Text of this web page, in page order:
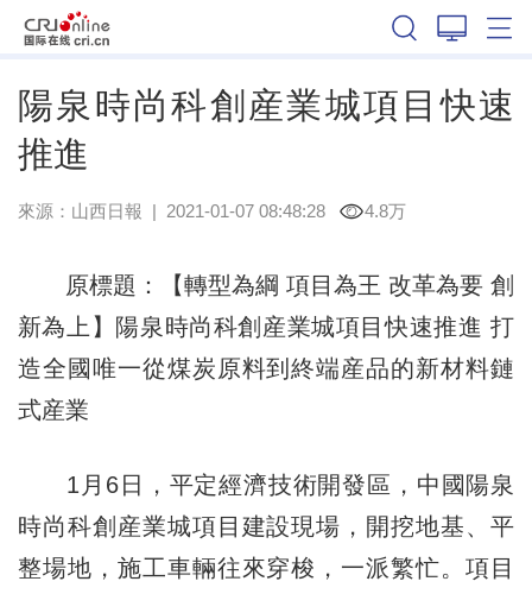
陽泉時尚科創産業城項目快速
推進
來源： 山西日報 | 2021-01-07 08:48:28 4.8万
原標題：【轉型為綱 項目為王 改革為要 創
新為上】陽泉時尚科創産業城項目快速推進 打
造全國唯一從煤炭原料到終端産品的新材料鏈
式産業
1月6日，平定經濟技術開發區，中國陽泉
時尚科創産業城項目建設現場，開挖地基、平
整場地，施工車輛往來穿梭，一派繁忙。項目